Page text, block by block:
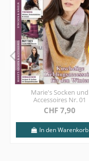
Marie's Socken und
Accessoires Nr. 01
CHF 7,90
In den Warenkorb